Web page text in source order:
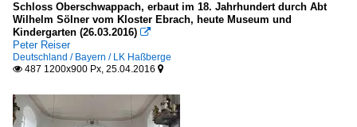
Schloss Oberschwappach, erbaut im 18. Jahrhundert durch Abt
Wilhelm Sölner vom Kloster Ebrach, heute Museum und
Kindergarten (26.03.2016) 
Peter Reiser
Deutschland / Bayern / LK Haßberge
 487 1200x900 Px, 25.04.2016 